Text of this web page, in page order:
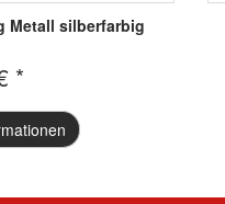
Metall silberfarbig
*